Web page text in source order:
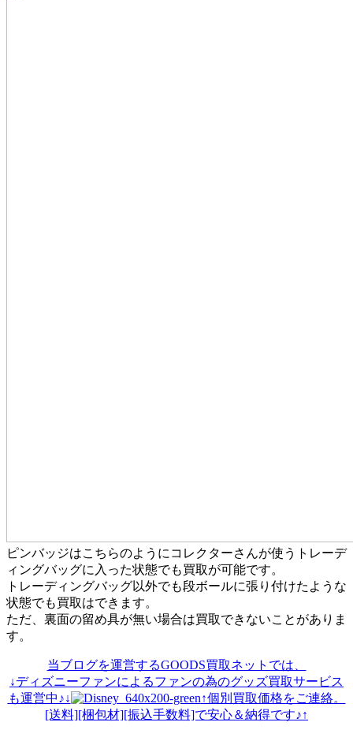
ピンバッジはこちらのようにコレクターさんが使うトレーデ
ィングバッグに入った状態でも買取が可能です。
トレーディングバッグ以外でも段ボールに張り付けたような
状態でも買取はできます。
ただ、裏面の留め具が無い場合は買取できないことがありま
す。
当ブログを運営するGOODS買取ネットでは、
↓ディズニーファンによるファンの為のグッズ買取サービス
も運営中♪↓
↑個別買取価格をご連絡。
[送料][梱包材][振込手数料]で安心＆納得です♪↑